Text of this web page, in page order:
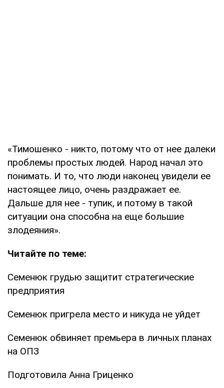
«Тимошенко - никто, потому что от нее далеки
проблемы простых людей. Народ начал это
понимать. И то, что люди наконец увидели ее
настоящее лицо, очень раздражает ее.
Дальше для нее - тупик, и потому в такой
ситуации она способна на еще большие
злодеяния».
Читайте по теме:
Семенюк грудью защитит стратегические
предприятия
Семенюк пригрела место и никуда не уйдет
Семенюк обвиняет премьера в личных планах
на ОПЗ
Подготовила Анна Гриценко